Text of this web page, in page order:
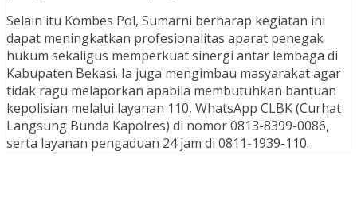
Selain itu Kombes Pol, Sumarni berharap kegiatan ini
dapat meningkatkan profesionalitas aparat penegak
hukum sekaligus memperkuat sinergi antar lembaga di
Kabupaten Bekasi. Ia juga mengimbau masyarakat agar
tidak ragu melaporkan apabila membutuhkan bantuan
kepolisian melalui layanan 110, WhatsApp CLBK (Curhat
Langsung Bunda Kapolres) di nomor 0813-8399-0086,
serta layanan pengaduan 24 jam di 0811-1939-110.